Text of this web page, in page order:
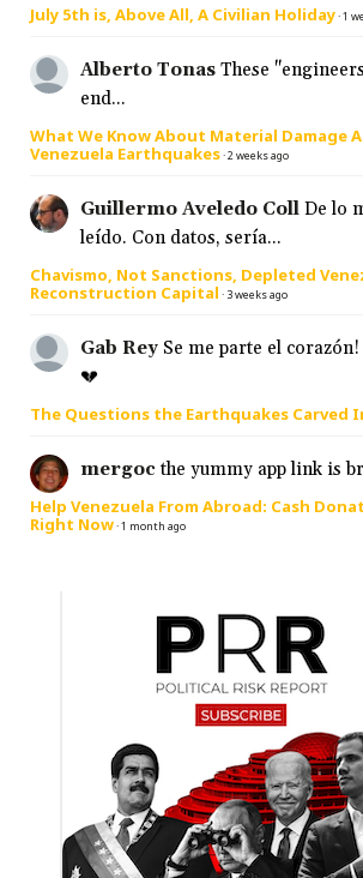
July 5th is, Above All, A Civilian Holiday·1
Alberto Tonas These
end...
What We Know About Material Damage
Venezuela Earthquakes·2 weeks ago
Guillermo Aveledo Coll De lo
leído. Con datos, sería...
Chavismo, Not Sanctions, Depleted
Reconstruction Capital · 3 weeks ago
Gab Rey Se me parte el
💔
The Questions the Earthquakes Carved
mergoc the yummy app link is
Help Venezuela From Abroad: Cash
Right Now·1 month ago